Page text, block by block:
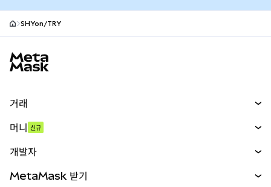
SHYon/TRY
거래
무기한 선물
실물자산
머니 신규
개발자
MetaMask 받기